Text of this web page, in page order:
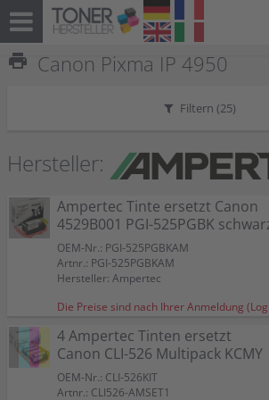
print Canon Pixma IP 4950
Filtern (25)
Hersteller:
Ampertec Tinte ersetzt Canon
4529B001 PGI-525PGBK
OEM-Nr.: PGI-525PGBKAM
Artnr.: PGI-525PGBKAM
Hersteller: Ampertec
Die Preise sind nach Ihrer Anmeldung
4 Ampertec Tinten ersetzt
Canon CLI-526 Multipack KCMY
OEM-Nr.: CLI-526KIT
Artnr.: CLI526-AMSET1